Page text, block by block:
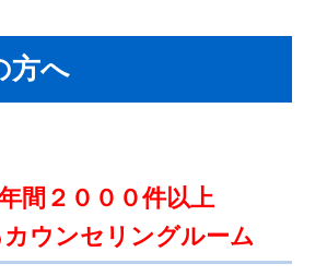
方へ
間２０００件以上
ウンセリングルーム